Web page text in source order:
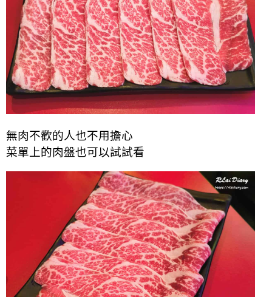
無肉不歡的人也不用擔心
菜單上的肉盤也可以試試看